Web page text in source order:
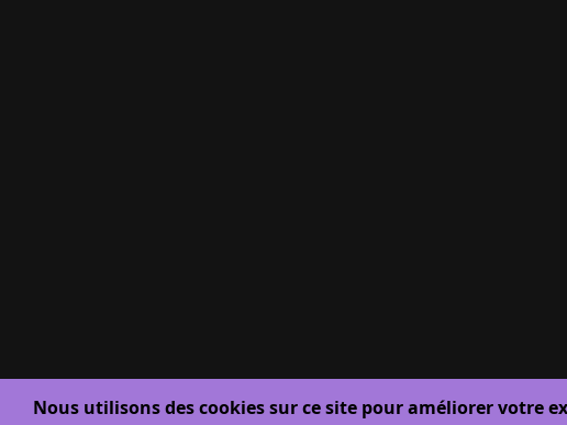
Nous utilisons des cookies sur ce site pour améliorer votre